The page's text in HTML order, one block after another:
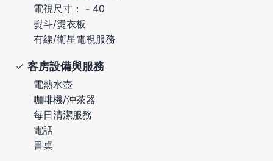
電視尺寸： - 40
熨斗/燙衣板
有線/衛星電視服務
客房設備與服務
電熱水壺
咖啡機/沖茶器
每日清潔服務
電話
書桌